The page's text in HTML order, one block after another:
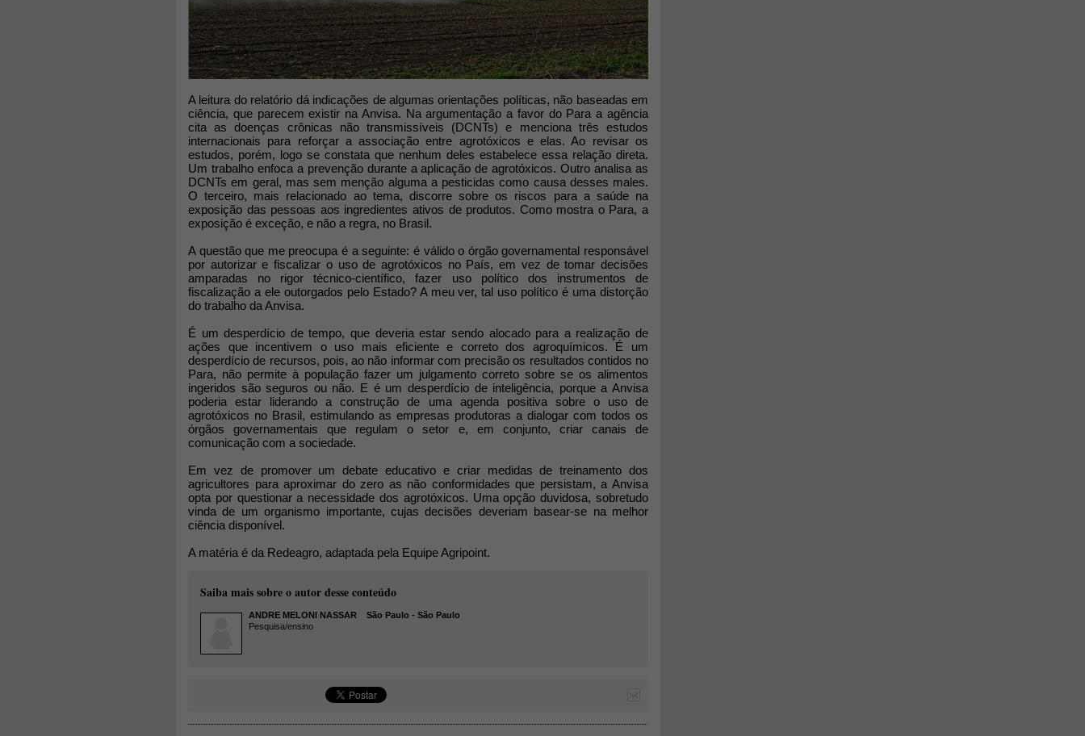
A leitura do relatório dá indicações de algumas orientações políticas, não baseadas em
ciência, que parecem existir na Anvisa. Na argumentação a favor do Para a agência
cita as doenças crônicas não transmissíveis (DCNTs) e menciona três estudos
internacionais para reforçar a associação entre agrotóxicos e elas. Ao revisar os
estudos, porém, logo se constata que nenhum deles estabelece essa relação direta.
Um trabalho enfoca a prevenção durante a aplicação de agrotóxicos. Outro analisa as
DCNTs em geral, mas sem menção alguma a pesticidas como causa desses males.
O terceiro, mais relacionado ao tema, discorre sobre os riscos para a saúde na
exposição das pessoas aos ingredientes ativos de produtos. Como mostra o Para, a
exposição é exceção, e não a regra, no Brasil.
A questão que me preocupa é a seguinte: é válido o órgão governamental responsável
por autorizar e fiscalizar o uso de agrotóxicos no País, em vez de tomar decisões
amparadas no rigor técnico-científico, fazer uso político dos instrumentos de
fiscalização a ele outorgados pelo Estado? A meu ver, tal uso político é uma distorção
do trabalho da Anvisa.
É um desperdício de tempo, que deveria estar sendo alocado para a realização de
ações que incentivem o uso mais eficiente e correto dos agroquímicos. É um
desperdício de recursos, pois, ao não informar com precisão os resultados contidos no
Para, não permite à população fazer um julgamento correto sobre se os alimentos
ingeridos são seguros ou não. E é um desperdício de inteligência, porque a Anvisa
poderia estar liderando a construção de uma agenda positiva sobre o uso de
agrotóxicos no Brasil, estimulando as empresas produtoras a dialogar com todos os
órgãos governamentais que regulam o setor e, em conjunto, criar canais de
comunicação com a sociedade.
Em vez de promover um debate educativo e criar medidas de treinamento dos
agricultores para aproximar do zero as não conformidades que persistam, a Anvisa
opta por questionar a necessidade dos agrotóxicos. Uma opção duvidosa, sobretudo
vinda de um organismo importante, cujas decisões deveriam basear-se na melhor
ciência disponível.
A matéria é da Redeagro, adaptada pela Equipe Agripoint.
Saiba mais sobre o autor desse conteúdo
ANDRE MELONI NASSAR São Paulo - São Paulo
Pesquisa/ensino